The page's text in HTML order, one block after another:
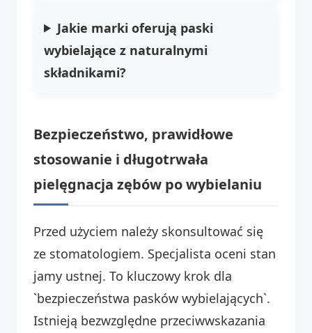
Jakie marki oferują paski
wybielające z naturalnymi
składnikami?
Bezpieczeństwo, prawidłowe
stosowanie i długotrwała
pielęgnacja zębów po wybielaniu
Przed użyciem należy skonsultować się
ze stomatologiem. Specjalista oceni stan
jamy ustnej. To kluczowy krok dla
`bezpieczeństwa pasków wybielających`.
Istnieją bezwzględne przeciwwskazania